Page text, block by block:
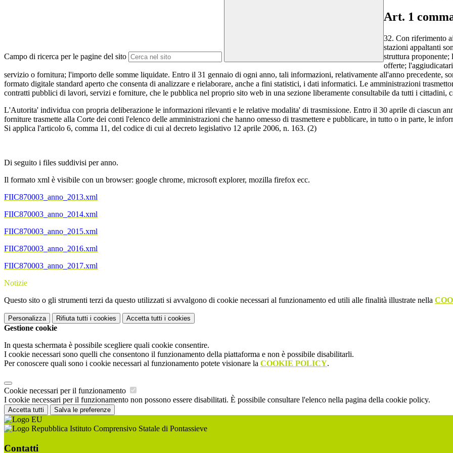
Campo di ricerca per le pagine del sito
Art. 1
32. Con riferimento
stazioni appaltanti
struttura
offerte;
servizio o fornitura; l'importo delle somme liquidate. Entro il 31 gennaio di ogni anno, tali informazioni, relativamente all'anno precedente,
formato digitale standard aperto che consenta di analizzare e rielaborare, anche a fini statistici, i dati informatici. Le amministrazioni
contratti pubblici di lavori, servizi e forniture, che le pubblica nel proprio sito web in una sezione liberamente consultabile da tutti i cittadini,
L'Autorita' individua con propria deliberazione le informazioni rilevanti e le relative modalita' di trasmissione. Entro il 30 aprile di ciascun
forniture trasmette alla Corte dei conti l'elenco delle amministrazioni che hanno omesso di trasmettere e pubblicare, in tutto o in parte, le
Si applica l'articolo 6, comma 11, del codice di cui al decreto legislativo 12 aprile 2006, n. 163. (2)
Di seguito i files suddivisi per anno.
Il formato xml è visibile con un browser: google chrome, microsoft explorer, mozilla firefox ecc.
FIIC870003_anno_2013.xml
FIIC870003_anno_2014.xml
FIIC870003_anno_2015.xml
FIIC870003_anno_2016.xml
FIIC870003_anno_2017.xml
Notizie
Questo sito o gli strumenti terzi da questo utilizzati si avvalgono di cookie necessari al funzionamento ed utili alle finalità illustrate nella
Personalizza Rifiuta tutti i cookies Accetta tutti i cookies
Gestione cookie
In questa schermata è possibile scegliere quali cookie consentire.
I cookie necessari sono quelli che consentono il funzionamento della piattaforma e non è possibile disabilitarli.
Per conoscere quali sono i cookie necessari al funzionamento potete visionare la COOKIE POLICY.
Cookie necessari per il funzionamento
I cookie necessari per il funzionamento non possono essere disabilitati. È possibile consultare l'elenco nella pagina della cookie policy.
Accetta tutti Salva le preferenze
Istituto Comprensivo Statale di Pontassieve
Contatti